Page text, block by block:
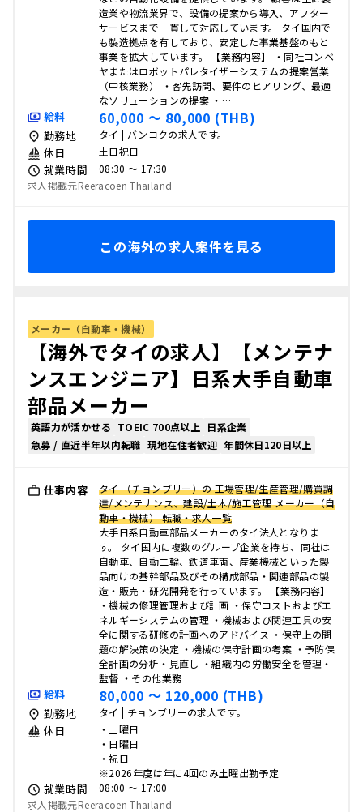
造業や物流業界で、設備の提案から導入、アフター
サービスまで一貫して対応しています。 タイ国内で
も製造拠点を有しており、安定した事業基盤のもと
事業を拡大しています。 【業務内容】 ・同社コンベ
ヤまたはロボットパレタイザーシステムの提案営業
（中核業務） ・客先訪問、要件のヒアリング、最適
なソリューションの提案 ・…
給料 60,000 〜 80,000 (THB)
勤務地 タイ | バンコクの求人です。
休日 土日祝日
就業時間
08:30 〜 17:30
求人掲載元Reeracoen Thailand
この海外の求人案件を見る
メーカー（自動車・機械）
【海外でタイの求人】【メンテナ
ンスエンジニア】日系大手自動車
部品メーカー
英語力が活かせる TOEIC 700点以上
日系企業
急募 / 直近半年以内転職 現地在住者歓迎 年間休日120日以上
仕事内容
タイ （チョンブリー）の 工場管理/生産管理/購買調
達/メンテナンス、建設/土木/施工管理 メーカー（自
動車・機械） 転職・求人一覧
大手日系自動車部品メーカーのタイ法人となりま
す。 タイ国内に複数のグループ企業を持ち、同社は
自動車、自動二輪、鉄道車両、産業機械といった製
品向けの基幹部品及びその構成部品・関連部品の製
造・販売・研究開発を行っています。 【業務内容】
・機械の修理管理および計画 ・保守コストおよびエ
ネルギーシステムの管理 ・機械および関連工具の安
全に関する研修の計画へのアドバイス ・保守上の問
題の解決策の決定 ・機械の保守計画の考案 ・予防保
全計画の分析・見直し ・組織内の労働安全を管理・
監督 ・その他業務
給料 80,000 〜 120,000 (THB)
勤務地 タイ | チョンブリーの求人です。
休日
・土曜日
・日曜日
・祝日
※2026年度は年に4回のみ土曜出勤予定
就業時間
08:00 〜 17:00
求人掲載元Reeracoen Thailand